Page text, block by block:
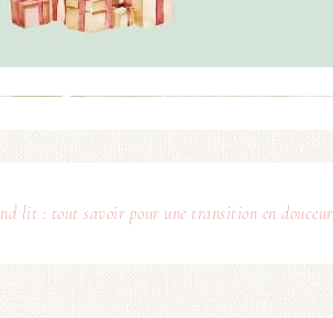
lit : tout savoir pour une transition en douceur